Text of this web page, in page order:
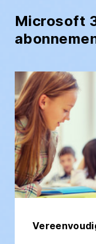
Microsoft